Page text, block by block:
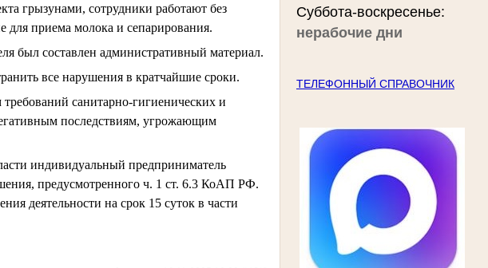
Суббота-воскресенье:
нерабочие дни
ТЕЛЕФОННЫЙ СПРАВОЧНИК
грызунами, сотрудники работают без
для приема молока и сепарирования.
был составлен административный материал.
все нарушения в кратчайшие сроки.
санитарно-гигиенических и
последствиям, угрожающим
индивидуальный предприниматель
предусмотренного ч. 1 ст. 6.3 КоАП РФ.
деятельности на срок 15 суток в части